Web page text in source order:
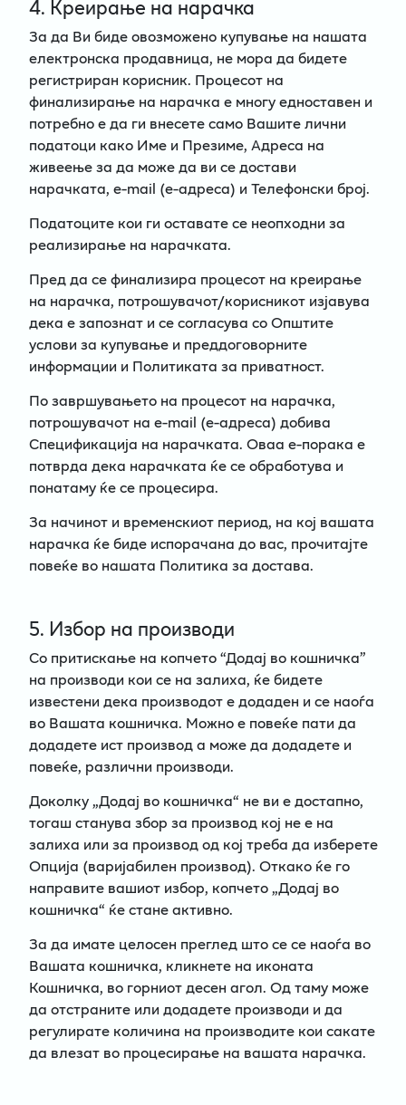
4. Креирање на нарачка
За да Ви биде овозможено купување на нашата
електронска продавница, не мора да бидете
регистриран корисник. Процесот на
финализирање на нарачка е многу едноставен и
потребно е да ги внесете само Вашите лични
податоци како Име и Презиме, Адреса на
живеење за да може да ви се достави
нарачката, e-mail (e-адреса) и Телефонски број.
Податоците кои ги оставате се неопходни за
реализирање на нарачката.
Пред да се финализира процесот на креирање
на нарачка, потрошувачот/корисникот изјавува
дека е запознат и се согласува со Општите
услови за купување и преддоговорните
информации и Политиката за приватност.
По завршувањето на процесот на нарачка,
потрошувачот на e-mail (e-адреса) добива
Спецификација на нарачката. Оваа е-порака е
потврда дека нарачката ќе се обработува и
понатаму ќе се процесира.
За начинот и временскиот период, на кој вашата
нарачка ќе биде испорачана до вас, прочитајте
повеќе во нашата Политика за достава.
5. Избор на производи
Со притискање на копчето “Додај во кошничка”
на производи кои се на залиха, ќе бидете
известени дека производот е додаден и се наоѓа
во Вашата кошничка. Можно е повеќе пати да
додадете ист производ а може да додадете и
повеќе, различни производи.
Доколку „Додај во кошничка“ не ви е достапно,
тогаш станува збор за производ кој не е на
залиха или за производ од кој треба да изберете
Опција (варијабилен производ). Откако ќе го
направите вашиот избор, копчето „Додај во
кошничка“ ќе стане активно.
За да имате целосен преглед што се се наоѓа во
Вашата кошничка, кликнете на иконата
Кошничка, во горниот десен агол. Од таму може
да отстраните или додадете производи и да
регулирате количина на производите кои сакате
да влезат во процесирање на вашата нарачка.